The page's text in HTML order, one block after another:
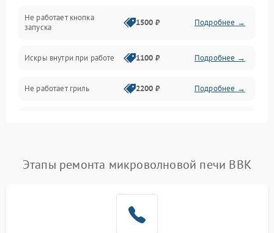
Нагрев и приготовление
Программное обеспечение
Не работает кнопка
запуска
1500 ₽ Подробнее →
Искры внутри при работе 1100 ₽ Подробнее →
Не работает гриль 2200 ₽ Подробнее →
Появление запаха гари Подробнее →
2200 ₽
Этапы ремонта микроволновой печи BBK